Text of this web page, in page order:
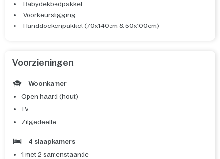
Babydekbedpakket
Voorkeursligging
Handdoekenpakket (70x140cm & 50x100cm)
Voorzieningen
Woonkamer
Open haard (hout)
TV
Zitgedeelte
4 slaapkamers
1 met 2 samenstaande